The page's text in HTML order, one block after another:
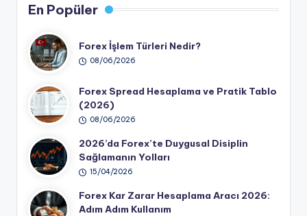
En Popüler
Forex İşlem Türleri Nedir?
08/06/2026
Forex Spread Hesaplama ve Pratik Tablo
(2026)
08/06/2026
2026’da Forex’te Duygusal Disiplin
Sağlamanın Yolları
15/04/2026
Forex Kar Zarar Hesaplama Aracı 2026:
Adım Adım Kullanım